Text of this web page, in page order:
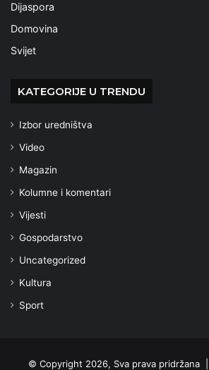
Dijaspora
Domovina
Svijet
KATEGORIJE U TRENDU
Izbor uredništva
Video
Magazin
Kolumne i komentari
Vijesti
Gospodarstvo
Uncategorized
Kultura
Sport
© Copyright 2026, Sva prava pridržana |